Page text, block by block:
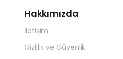
Hakkımızda
İletişim
Gizlilik ve Güvenlik